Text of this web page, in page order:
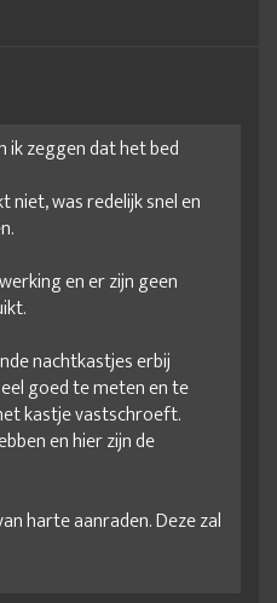
ik zeggen dat het bed
niet, was redelijk snel en
en er zijn geen
nachtkastjes erbij
goed te meten en te
kastje vastschroeft.
en hier zijn de
harte aanraden. Deze zal